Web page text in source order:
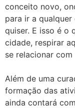
conceito novo,
para ir a
quiser. E isso é o
cidade, respirar
se relacionar
Além de uma
formação das
ainda contará